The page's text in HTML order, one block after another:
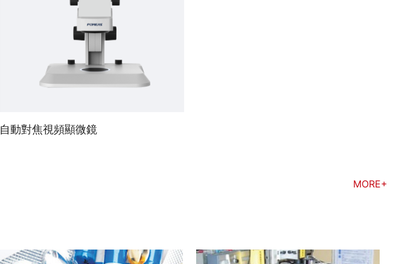
自動對焦視頻顯微鏡
MORE+